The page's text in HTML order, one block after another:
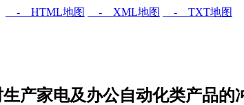
- HTML地图 - XML地图 - TXT地图
产家电及办公自动化类产品的